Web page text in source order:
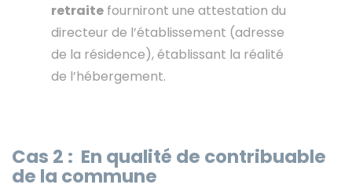
retraite fourniront une attestation du
directeur de l’établissement (adresse
de la résidence), établissant la réalité
de l’hébergement.
Cas 2 : En qualité de contribuable
de la commune